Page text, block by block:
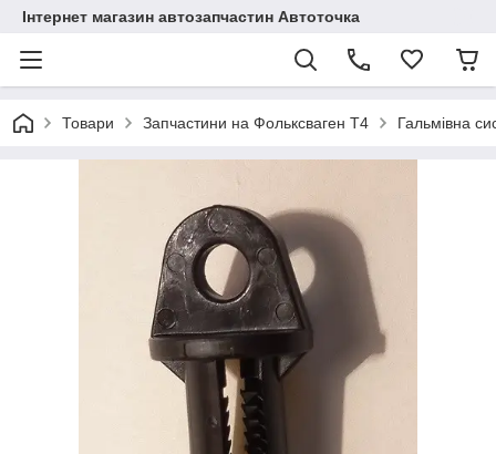
Інтернет магазин автозапчастин Автоточка
Товари Запчастини на Фольксваген Т4 Гальмівна